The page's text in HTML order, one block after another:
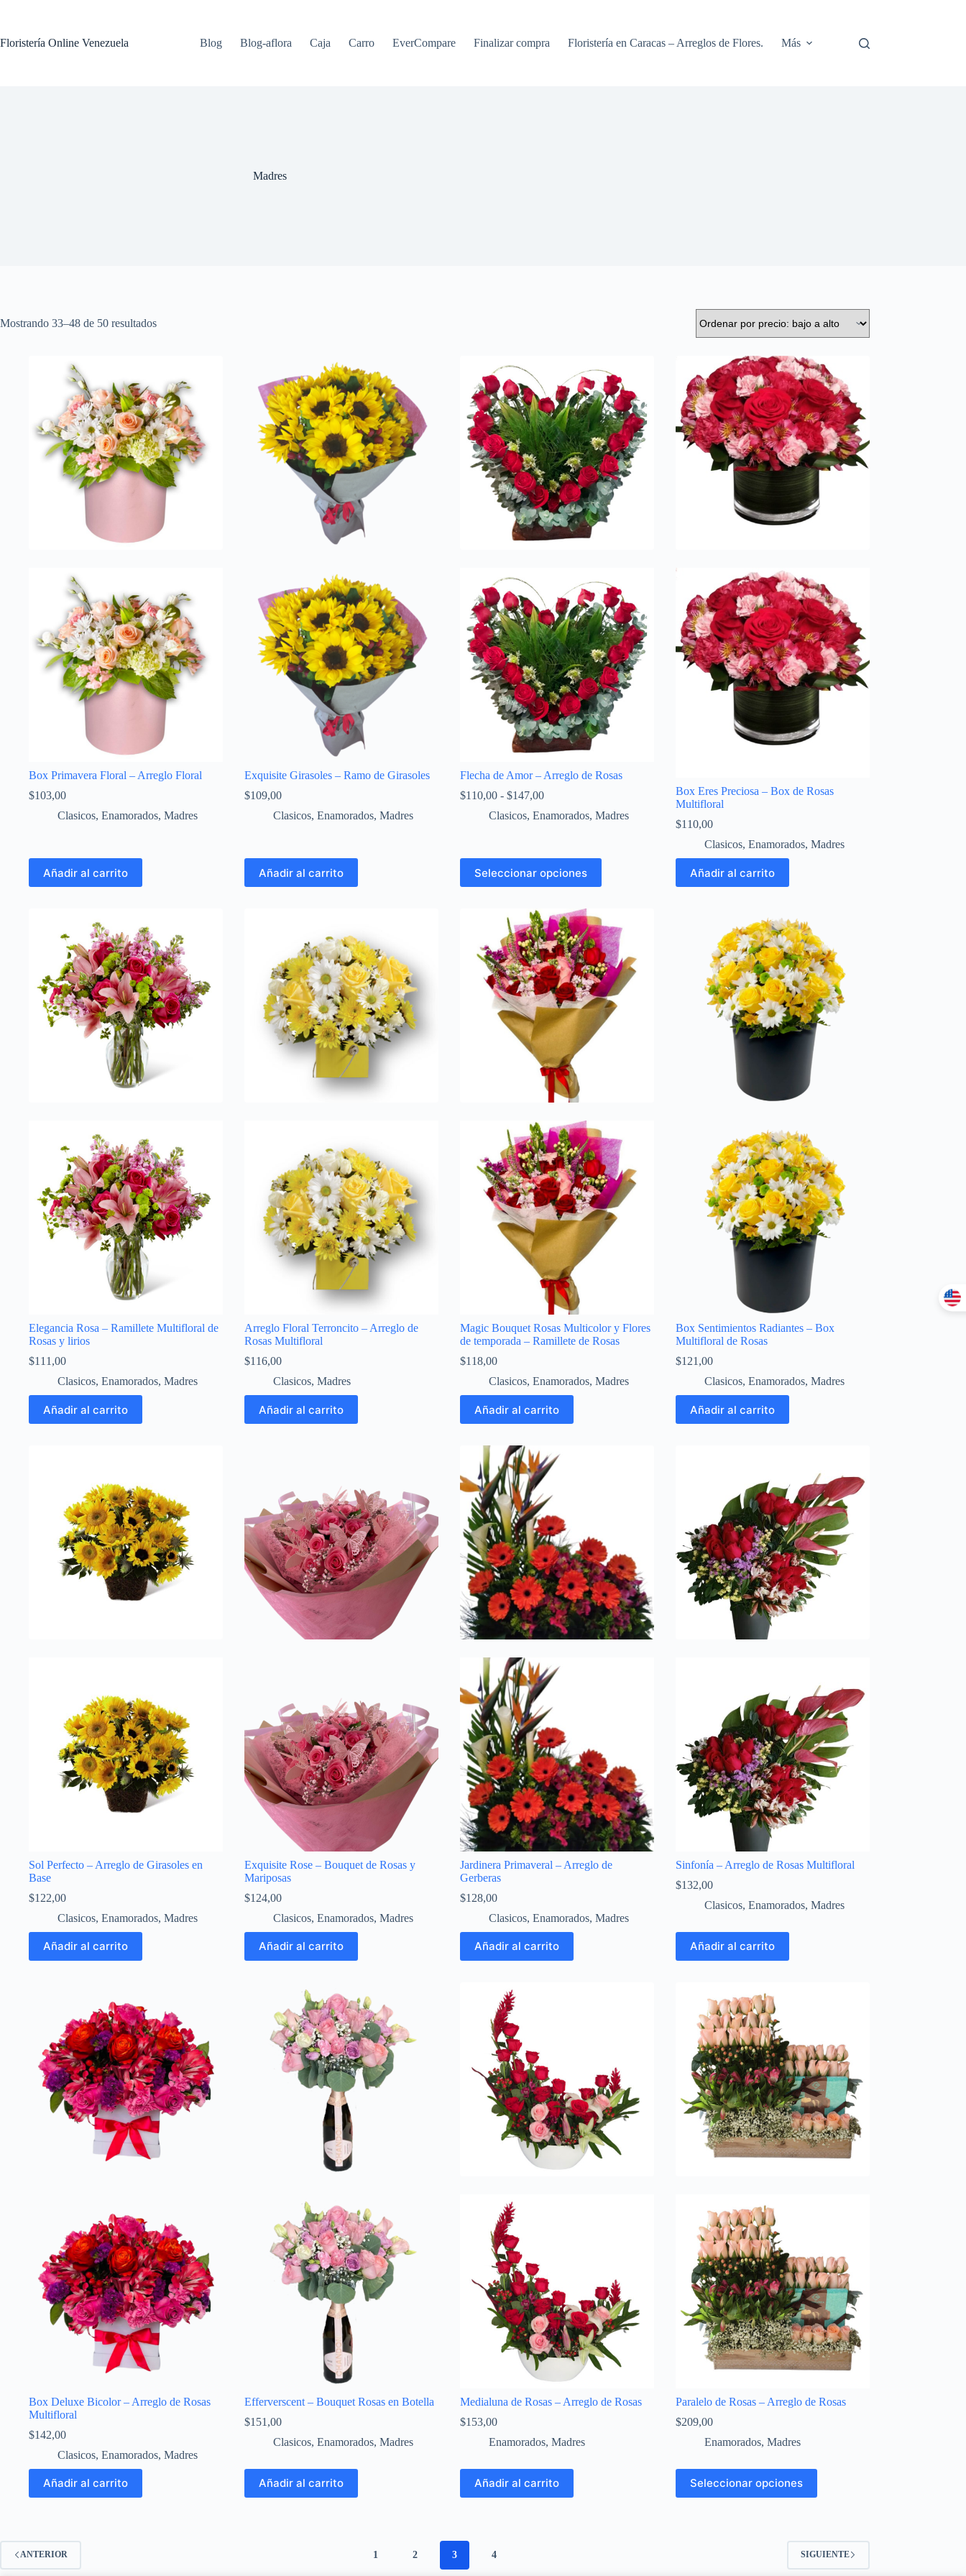
Floristería Online Venezuela Blog Blog-aflora Caja Carro EverCompare Finalizar compra Floristería en Caracas – Arreglos de Flores. Más
Madres
Mostrando 33–48 de 50 resultados
Box Primavera Floral – Arreglo Floral
$103,00
Clasicos, Enamorados, Madres
Añadir al carrito
Exquisite Girasoles – Ramo de Girasoles
$109,00
Clasicos, Enamorados, Madres
Añadir al carrito
Flecha de Amor – Arreglo de Rosas
$110,00 - $147,00
Clasicos, Enamorados, Madres
Seleccionar opciones
Box Eres Preciosa – Box de Rosas
Multifloral
$110,00
Clasicos, Enamorados, Madres
Añadir al carrito
Elegancia Rosa – Ramillete Multifloral de
Rosas y lirios
$111,00
Clasicos, Enamorados, Madres
Añadir al carrito
Arreglo Floral Terroncito – Arreglo de
Rosas Multifloral
$116,00
Clasicos, Madres
Añadir al carrito
Magic Bouquet Rosas Multicolor y Flores
de temporada – Ramillete de Rosas
$118,00
Clasicos, Enamorados, Madres
Añadir al carrito
Box Sentimientos Radiantes – Box
Multifloral de Rosas
$121,00
Clasicos, Enamorados, Madres
Añadir al carrito
Sol Perfecto – Arreglo de Girasoles en
Base
$122,00
Clasicos, Enamorados, Madres
Añadir al carrito
Exquisite Rose – Bouquet de Rosas y
Mariposas
$124,00
Clasicos, Enamorados, Madres
Añadir al carrito
Jardinera Primaveral – Arreglo de
Gerberas
$128,00
Clasicos, Enamorados, Madres
Añadir al carrito
Sinfonía – Arreglo de Rosas Multifloral
$132,00
Clasicos, Enamorados, Madres
Añadir al carrito
Box Deluxe Bicolor – Arreglo de Rosas
Multifloral
$142,00
Clasicos, Enamorados, Madres
Añadir al carrito
Efferverscent – Bouquet Rosas en Botella
$151,00
Clasicos, Enamorados, Madres
Añadir al carrito
Medialuna de Rosas – Arreglo de Rosas
$153,00
Enamorados, Madres
Añadir al carrito
Paralelo de Rosas – Arreglo de Rosas
$209,00
Enamorados, Madres
Seleccionar opciones
ANTERIOR 1 2 3 4 SIGUIENTE